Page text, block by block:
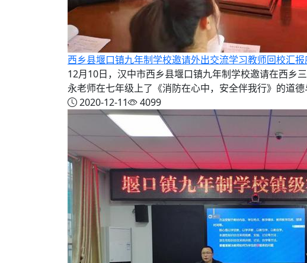
西乡县堰口镇九年制学校邀请外出交流学习教师回校汇报
12月10日，汉中市西乡县堰口镇九年制学校邀请在西乡
永老师在七年级上了《消防在心中，安全伴我行》的道德
2020-12-11
4099